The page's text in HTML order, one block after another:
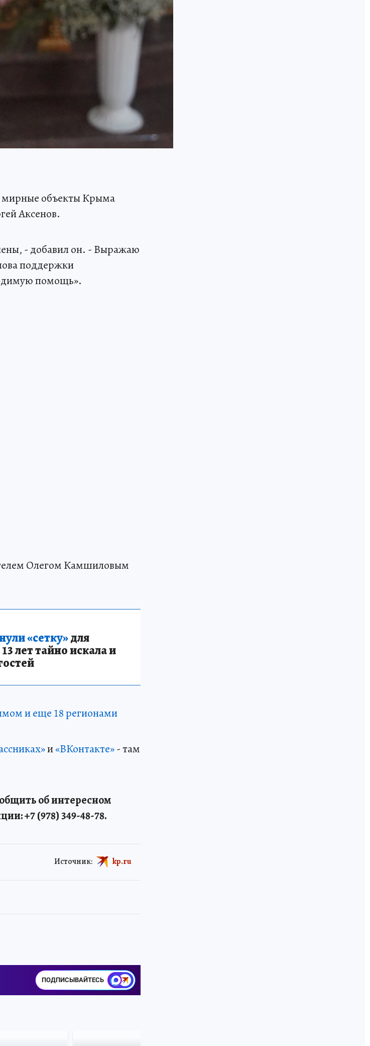
мирные объекты Крыма
Аксенов.
- добавил он. - Выражаю
поддержки
помощь».
Олегом Камшиловым
«сетку»для
лет тайно искала и
и еще 18 регионами
и«ВКонтакте»- там
об интересном
+7 (978) 349-48-78.
Источник: kp.ru
ПОДПИСЫВАЙТЕСЬ